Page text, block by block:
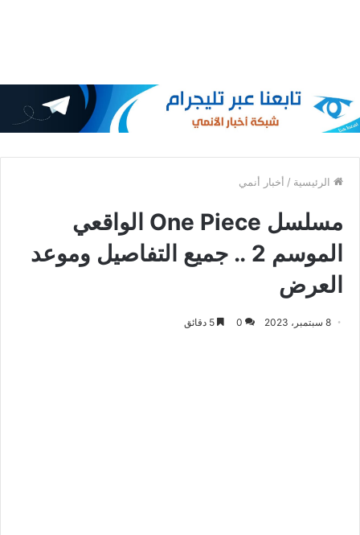
الرئيسية / أخبار أنمي
مسلسل One Piece الواقعي
الموسم 2 .. جميع التفاصيل وموعد
العرض
8 سبتمبر، 2023 0